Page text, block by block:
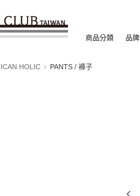
商品分類 品
HOLIC PANTS / 褲子